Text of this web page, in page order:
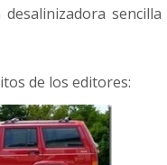
desalinizadora
de los editores: